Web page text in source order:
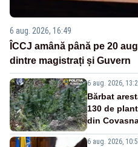
6 aug. 2026, 16:49
ÎCCJ amână până pe 20
dintre magistrați și Guvern
6 aug. 2026,
Bărbat
130 de
din
6 aug. 2026,